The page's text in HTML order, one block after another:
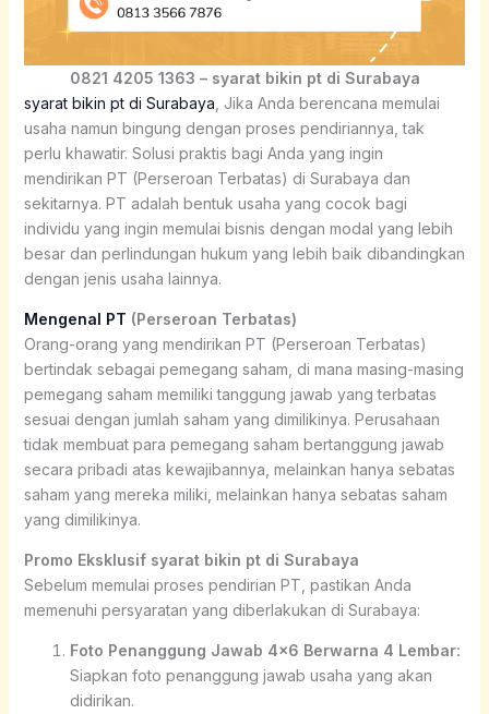
0821 4205 1363 – syarat bikin pt di Surabaya
syarat bikin pt di Surabaya , Jika Anda berencana memulai
usaha namun bingung dengan proses pendiriannya, tak
perlu khawatir. Solusi praktis bagi Anda yang ingin
mendirikan PT (Perseroan Terbatas) di Surabaya dan
sekitarnya. PT adalah bentuk usaha yang cocok bagi
individu yang ingin memulai bisnis dengan modal yang lebih
besar dan perlindungan hukum yang lebih baik dibandingkan
dengan jenis usaha lainnya.
Mengenal PT (Perseroan Terbatas)
Orang-orang yang mendirikan PT (Perseroan Terbatas)
bertindak sebagai pemegang saham, di mana masing-masing
pemegang saham memiliki tanggung jawab yang terbatas
sesuai dengan jumlah saham yang dimilikinya. Perusahaan
tidak membuat para pemegang saham bertanggung jawab
secara pribadi atas kewajibannya, melainkan hanya sebatas
saham yang mereka miliki, melainkan hanya sebatas saham
yang dimilikinya.
Promo Eksklusif syarat bikin pt di Surabaya
Sebelum memulai proses pendirian PT, pastikan Anda
memenuhi persyaratan yang diberlakukan di Surabaya:
Foto Penanggung Jawab 4×6 Berwarna 4 Lembar:
Siapkan foto penanggung jawab usaha yang akan
didirikan.